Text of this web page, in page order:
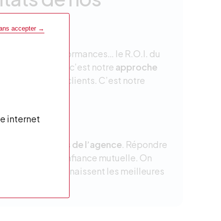
accepter →
internet
les performances… le R.O.I. du
en marketing, c’est notre approche
de nos clients. C’est notre
et partenaires de l’agence. Répondre
dans une confiance mutuelle. On
C’est de là que naissent les meilleures